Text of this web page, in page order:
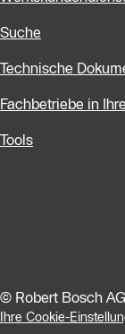
Suche
Technische
Fachbetriebe in
Tools
© Robert Bosch
Ihre Cookie-